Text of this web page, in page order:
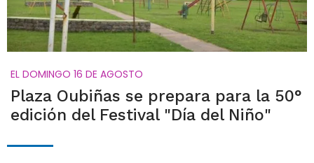
EL DOMINGO 16 DE AGOSTO
Plaza Oubiñas se prepara para la 50°
edición del Festival "Día del Niño"